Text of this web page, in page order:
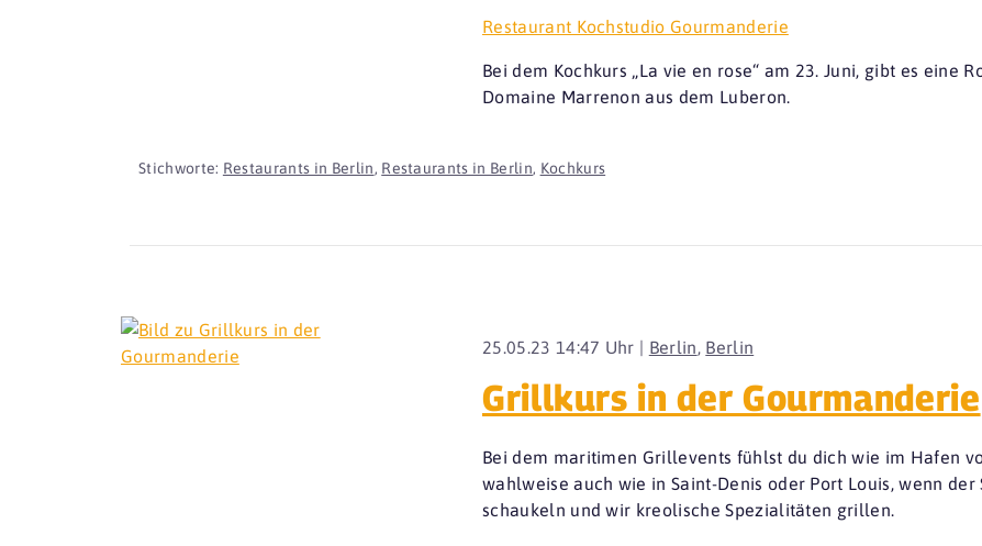
Restaurant Kochstudio Gourmanderie
Bei dem Kochkurs „La vie en rose“ am 23. Juni, gibt es eine
Domaine Marrenon aus dem Luberon.
Stichworte: Restaurants in Berlin, Restaurants in Berlin, Kochkurs
25.05.23 14:47 Uhr | Berlin, Berlin
Grillkurs in der Gourmanderie
Bei dem maritimen Grillevents fühlst du dich wie im Hafen
wahlweise auch wie in Saint-Denis oder Port Louis, wenn
schaukeln und wir kreolische Spezialitäten grillen.